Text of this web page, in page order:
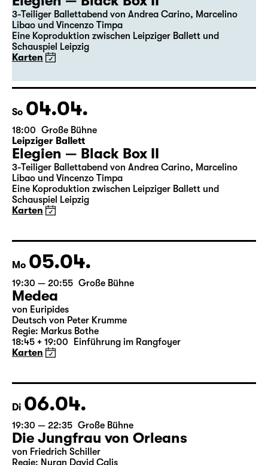
19:30 Große Bühne
Premiere
Leipziger Ballett
Elegien — Black Box II
3-Teiliger Ballettabend von Andrea Carino, Marcelino
Eine Koproduktion zwischen Leipziger Ballett und
Schauspiel Leipzig
Karten
So 04.04.
18:00 Große Bühne
Leipziger Ballett
Elegien — Black Box II
3-Teiliger Ballettabend von Andrea Carino, Marcelino
Schauspiel Leipzig
Karten
Mo 05.04.
19:30 — 20:55 Große Bühne
Medea
von Euripides
18:45 + 19:00 Einführung im Rangfoyer
Karten
Di 06.04.